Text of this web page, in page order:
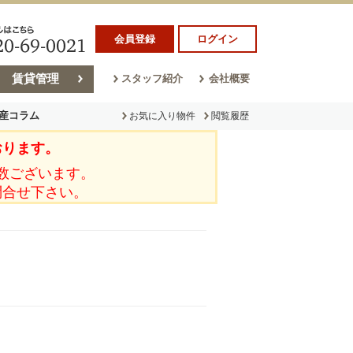
会員登録 ログイン
賃貸管理 スタッフ紹介 会社概要
コラム
ム
お気に入り物件 閲覧履歴
ます。
ざいます。
せ下さい。